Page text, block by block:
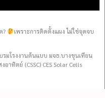
?
เพราะการติดตั้งแผง ไม่ใช่จุดจบ
มโรงงานต้นแบบ มจธ.บางขุนเทียน
ทิตย์ (CSSC) CES Solar Cells